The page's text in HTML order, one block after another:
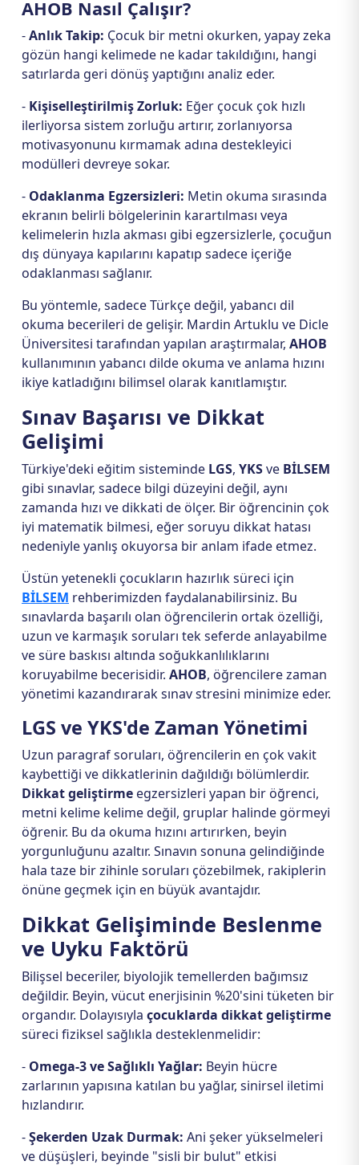
AHOB Nasıl Çalışır?
-Anlık Takip: Çocuk bir metni okurken, yapay zeka
gözün hangi kelimede ne kadar takıldığını, hangi
satırlarda geri dönüş yaptığını analiz eder.
- Kişiselleştirilmiş Zorluk: Eğer çocuk çok hızlı
ilerliyorsa sistem zorluğu artırır, zorlanıyorsa
motivasyonunu kırmamak adına destekleyici
modülleri devreye sokar.
- Odaklanma Egzersizleri: Metin okuma sırasında
ekranın belirli bölgelerinin karartılması veya
kelimelerin hızla akması gibi egzersizlerle, çocuğun
dış dünyaya kapılarını kapatıp sadece içeriğe
odaklanması sağlanır.
Bu yöntemle, sadece Türkçe değil, yabancı dil
okuma becerileri de gelişir. Mardin Artuklu ve Dicle
Üniversitesi tarafından yapılan araştırmalar, AHOB
kullanımının yabancı dilde okuma ve anlama hızını
ikiye katladığını bilimsel olarak kanıtlamıştır.
Sınav Başarısı ve Dikkat
Gelişimi
Türkiye'deki eğitim sisteminde LGS, YKSve BİLSEM
gibi sınavlar, sadece bilgi düzeyini değil, aynı
zamanda hızı ve dikkati de ölçer. Bir öğrencinin çok
iyi matematik bilmesi, eğer soruyu dikkat hatası
nedeniyle yanlış okuyorsa bir anlam ifade etmez.
Üstün yetenekli çocukların hazırlık süreci için
BİLSEM rehberimizden faydalanabilirsiniz. Bu
sınavlarda başarılı olan öğrencilerin ortak özelliği,
uzun ve karmaşık soruları tek seferde anlayabilme
ve süre baskısı altında soğukkanlılıklarını
koruyabilme becerisidir. AHOB, öğrencilere zaman
yönetimi kazandırarak sınav stresini minimize eder.
LGS ve YKS'de Zaman Yönetimi
Uzun paragraf soruları, öğrencilerin en çok vakit
kaybettiği ve dikkatlerinin dağıldığı bölümlerdir.
Dikkat geliştirme egzersizleri yapan bir öğrenci,
metni kelime kelime değil, gruplar halinde görmeyi
öğrenir. Bu da okuma hızını artırırken, beyin
yorgunluğunu azaltır. Sınavın sonuna gelindiğinde
hala taze bir zihinle soruları çözebilmek, rakiplerin
önüne geçmek için en büyük avantajdır.
Dikkat Gelişiminde Beslenme
ve Uyku Faktörü
Bilişsel beceriler, biyolojik temellerden bağımsız
değildir. Beyin, vücut enerjisinin %20'sini tüketen bir
organdır. Dolayısıyla çocuklarda dikkat geliştirme
süreci fiziksel sağlıkla desteklenmelidir:
- Omega-3 ve Sağlıklı Yağlar: Beyin hücre
zarlarının yapısına katılan bu yağlar, sinirsel iletimi
hızlandırır.
-Şekerden Uzak Durmak: Ani şeker yükselmeleri
ve düşüşleri, beyinde "sisli bir bulut" etkisi